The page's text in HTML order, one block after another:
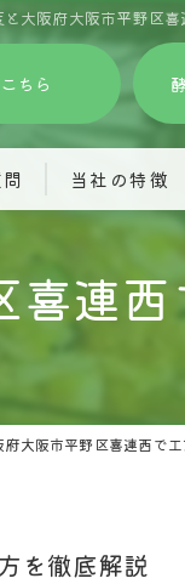
大阪府大阪市平野区
ちら
当社の特徴
グループホー
精神障がい
連
大阪市平野区喜連西で
を徹底解説